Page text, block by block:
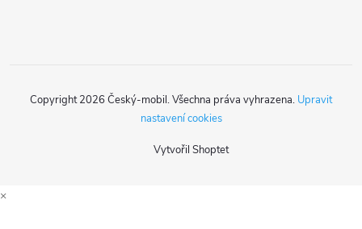
Vytvořil Shoptet
Copyright 2026 Český-mobil. Všechna práva vyhrazena. Upravit
nastavení cookies
×